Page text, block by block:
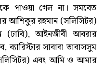
পাওয়া গেল না। সমবেত
আশিকুর রহমান (সলিসিটর)
(ঢাবি), আইনজীবী আবরার
ব্যারিস্টার সাবাবা তাবাসসুম
এবং আমি ও আমার